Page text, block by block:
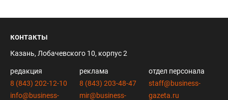
С 20 сентября 2018 года — генеральный
директор АО «Департамент продовольствия и
социального питания города Казани».
2020–2022 — депутат Казанской городской
Думы.
контакты
Казань, Лобачевского 10, корпус 2
редакция
8 (843) 202-12-10
info@business-
реклама
8 (843) 203-48-47
mir@business-
отдел персонала
staff@business-
gazeta.ru